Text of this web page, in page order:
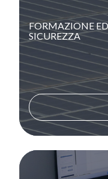
FORMAZIONE
SICUREZZA